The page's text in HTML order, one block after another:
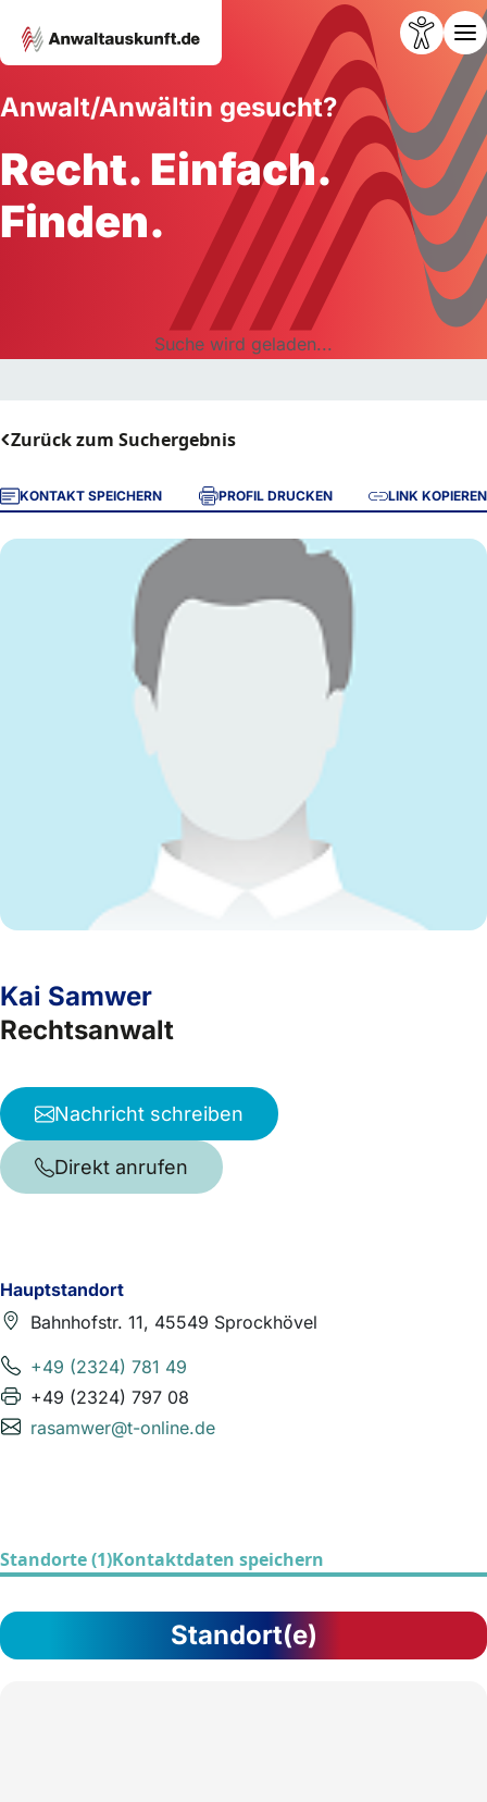
Anwalt/Anwältin gesucht?
Recht. Einfach.
Finden.
Suche wird geladen...
Zurück zum Suchergebnis
KONTAKT SPEICHERN PROFIL DRUCKEN LINK KOPIEREN
Hauptstandort
Bahnhofstr. 11, 45549 Sprockhövel
+49 (2324) 781 49
+49 (2324) 797 08
rasamwer@t-online.de
Kai Samwer
Rechtsanwalt
Nachricht schreiben
Direkt anrufen
Standorte (1)Kontaktdaten speichern
Standort(e)